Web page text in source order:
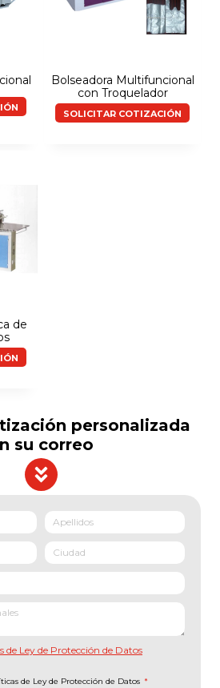
Bolseadora Multifuncional
con Troquelador
SOLICITAR COTIZACIÓN
de
personalizada
su correo
Ley de Protección de Datos
de Ley de Protección de Datos *